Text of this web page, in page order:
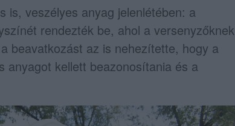
is, veszélyes anyag jelenlétében: a
rendezték be, ahol a versenyzőknek
beavatkozást az is nehezítette, hogy a
anyagot kellett beazonosítania és a